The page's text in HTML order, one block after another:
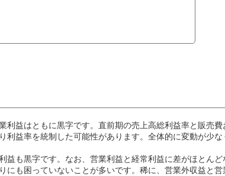
利益はともに黒字です。直前期の売上高総利益率と販売
利益率を統制した可能性があります。全体的に変動が少
益も黒字です。なお、営業利益と経常利益に差がほとん
にも困っていないことが多いです。稀に、営業外収益と